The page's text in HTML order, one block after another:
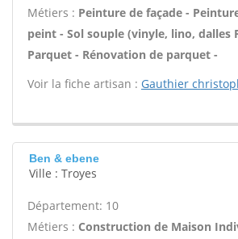
Métiers : Peinture de façade -
peint - Sol souple (vinyle, lino, dalles
Parquet - Rénovation de parquet -
Voir la fiche artisan : Gauthier
Ben & ebene
Ville : Troyes
Département: 10
Métiers : Construction de Maison